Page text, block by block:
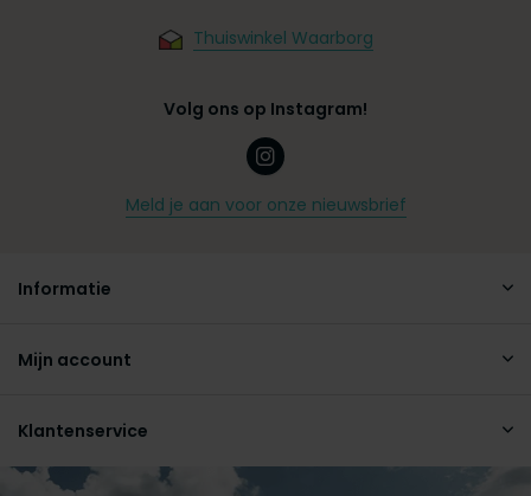
Thuiswinkel Waarborg
Volg ons op Instagram!
Meld je aan voor onze nieuwsbrief
Informatie
Mijn account
Klantenservice